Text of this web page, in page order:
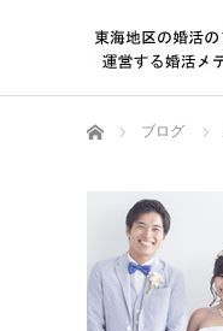
ホーム ブログ